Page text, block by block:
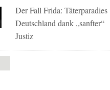
Der Fall Frida: Täterparadies
Deutschland dank „sanfter“
Justiz